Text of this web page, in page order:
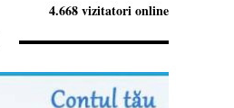
4.668 vizitatori online